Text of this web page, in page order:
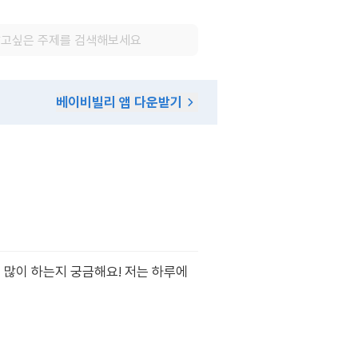
베이비빌리 앱 다운받기
이 하는지 궁금해요! 저는 하루에